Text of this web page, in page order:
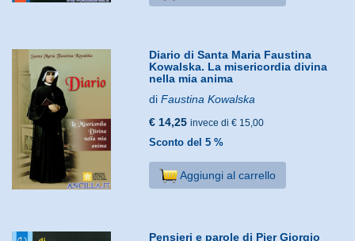
Diario di Santa Maria Faustina
Kowalska. La misericordia divina
nella mia anima
diFaustina Kowalska
€ 14,25 invece di € 15,00
Sconto del 5 %
Aggiungi al carrello
Pensieri e parole di Pier Giorgio